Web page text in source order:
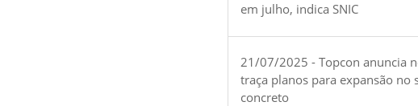
em julho, indica SNIC
21/07/2025 - Topcon anuncia
traça planos para expansão no
concreto